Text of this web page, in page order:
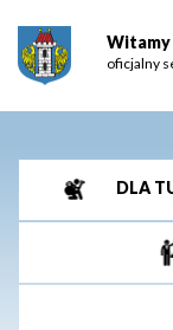
Witamy
oficjalny
DLA